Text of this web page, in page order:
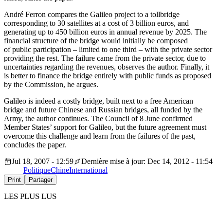
André Ferron compares the Galileo project to a tollbridge
corresponding to 30 satellites at a cost of 3 billion euros, and
generating up to 450 billion euros in annual revenue by 2025. The
financial structure of the bridge would initially be composed
of public participation – limited to one third – with the private sector
providing the rest. The failure came from the private sector, due to
uncertainties regarding the revenues, observes the author. Finally, it
is better to finance the bridge entirely with public funds as proposed
by the Commission, he argues.
Galileo is indeed a costly bridge, built next to a free American
bridge and future Chinese and Russian bridges, all funded by the
Army, the author continues. The Council of 8 June confirmed
Member States’ support for Galileo, but the future agreement must
overcome this challenge and learn from the failures of the past,
concludes the paper.
Jul 18, 2007 - 12:59
Dernière mise à jour: Dec 14, 2012 - 11:54
PolitiqueChineInternational
Print Partager
LES PLUS LUS